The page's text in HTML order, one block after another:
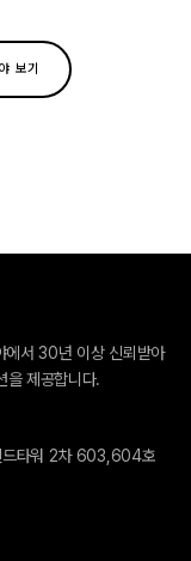
보기
에서 30년 이상 신뢰받아
을 제공합니다.
드타워 2차 603,604호